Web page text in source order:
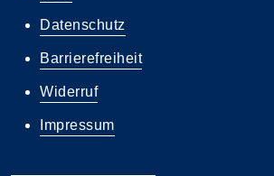
Datenschutz
Barrierefreiheit
Widerruf
Impressum